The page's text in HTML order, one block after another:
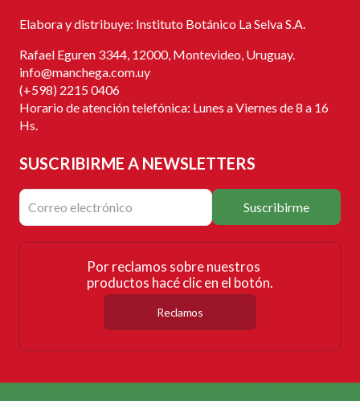
Elabora y distribuye: Instituto Botánico La Selva S.A.
Rafael Eguren 3344, 12000, Montevideo, Uruguay.
info@manchega.com.uy
(+598) 2215 0406
Horario de atención telefónica: Lunes a Viernes de 8 a 16
Hs.
SUSCRIBIRME A NEWSLETTERS
Suscribirme
Por reclamos sobre nuestros
productos hacé clic en el botón.
Reclamos